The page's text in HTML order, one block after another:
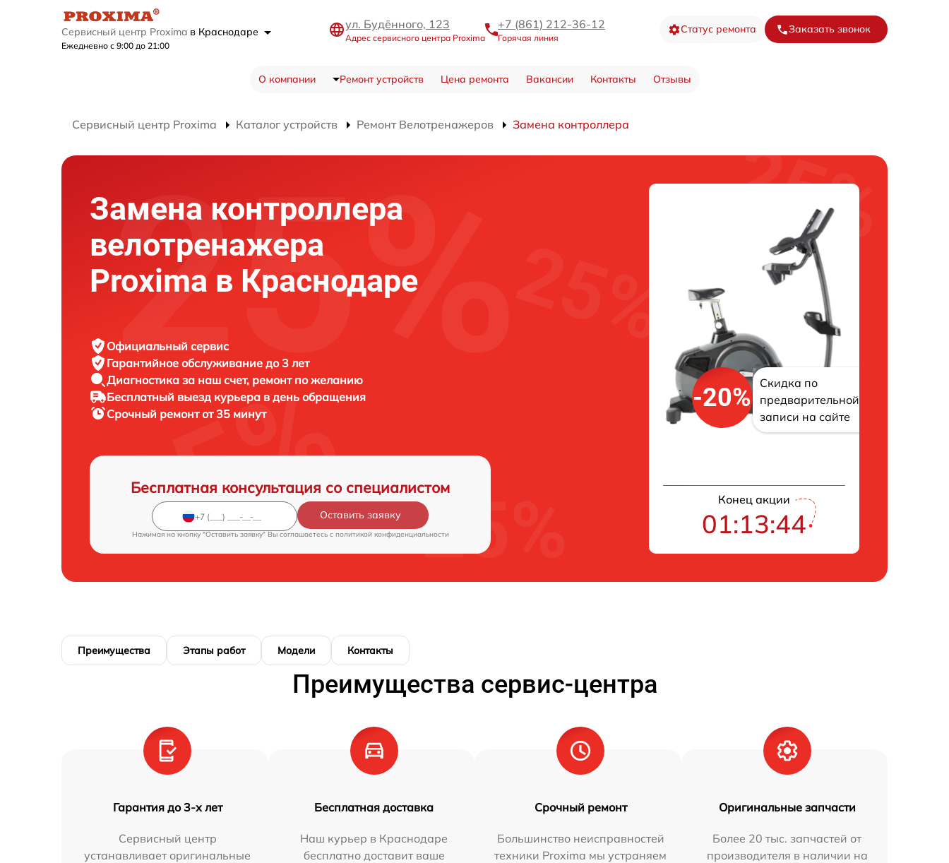
Сервисный центр Proxima в Краснодаре
Ежедневно с 9:00 до 21:00
ул. Будённого, 123
Адрес сервисного центра Proxima
+7 (861) 212-36-12
Горячая линия
Статус ремонта Заказать звонок
О компании Ремонт устройств Цена ремонта Вакансии Контакты Отзывы
Сервисный центр Proxima Каталог устройств Ремонт Велотренажеров Замена контроллера
Замена контроллера
велотренажера
Proxima в Краснодаре
Официальный сервис
Гарантийное обслуживание до 3 лет
Диагностика за наш счет, ремонт по желанию
Бесплатный выезд курьера в день обращения
Срочный ремонтот 35 минут
Бесплатная консультация со специалистом
Оставить заявку
Нажимая на кнопку "Оставить заявку" Вы соглашаетесь c политикой конфиденциальности
-20%
Скидка по
предварительной
записи на сайте
Конец акции
01:13:43
Преимущества Этапы работ Модели Контакты
Преимущества сервис-центра
Гарантия до 3-х лет
Сервисный центр
устанавливает оригинальные
Бесплатная доставка
Наш курьер в Краснодаре
бесплатно доставит ваше
Срочный ремонт
Большинство неисправностей
техники Proxima мы устраняем
Оригинальные запчасти
Более 20 тыс. запчастей от
производителя в наличии на